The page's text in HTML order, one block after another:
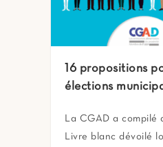
16 propositions
élections
La CGAD a compilé
Livre blanc dévoilé